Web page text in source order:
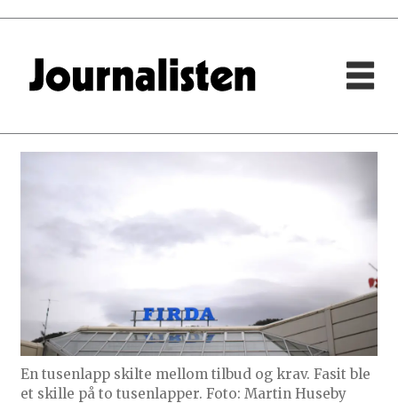
En tusenlapp skilte mellom tilbud og krav. Fasit ble
et skille på to tusenlapper. Foto: Martin Huseby